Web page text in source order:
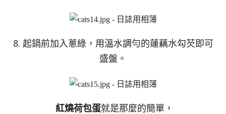
8. 起鍋前加入蔥綠，用溫水調勻的蓮藕水勾芡即可
盛盤。
紅燒荷包蛋就是那麼的簡單，